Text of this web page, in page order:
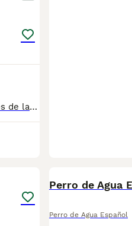
Excelente camada de perro de agua español, descendientes de las mejores líneas de sangre, súper cariñosos, y juguetones, aprenden con gran facilidad. Se entregan con dos meses de edad, vacunados, desparasitados y con su cartilla sanitaria. Para más información contacten sin compromiso. 675625832
Perro de Agua
Perro de Agua Español